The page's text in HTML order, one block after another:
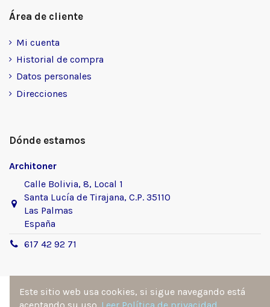
Área de cliente
Mi cuenta
Historial de compra
Datos personales
Direcciones
Dónde estamos
Architoner
Calle Bolivia, 8, Local 1
Santa Lucía de Tirajana, C.P. 35110
Las Palmas
España
617 42 92 71
Este sitio web usa cookies, si sigue navegando está